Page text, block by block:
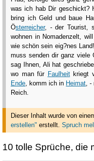
was ich hab Dir geschickt?
bring ich Geld und baue
Österreicher, - der Tourist,
wohnen in Nomadenzelt,
wie schön sein eig?nes
muss senden dir ganz viele
sag Ihnen, Ali hat
wo man für Faulheitkriegt
Ende, komm ich in Heimat, -
Reich.
Dieser Inhalt wurde von
erstellen" erstellt. Spruch
10 tolle Sprüche, die